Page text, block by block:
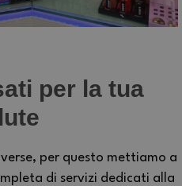
per la tua
per questo mettiamo a
di servizi dedicati alla